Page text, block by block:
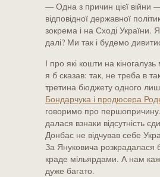
— Одна з причин цієї війни
відповідної державної
зокрема і на Сході України.
далі? Ми так і будемо
І про які кошти на
я б сказав: так, не треба в
третина бюджету одного
Бондарчука і продюсера
говоримо про
далася взнаки відсутність
Донбас не відчував себе
За Януковича розкрадалася
краде мільярдами. А нам
дуже багато.